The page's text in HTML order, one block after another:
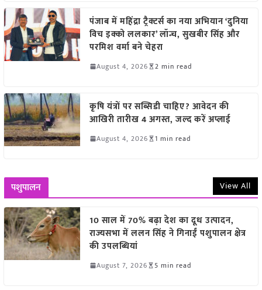
पंजाब में महिंद्रा ट्रैक्टर्स का नया अभियान ‘दुनिया
विच इक्को ललकार’ लॉन्च, सुखबीर सिंह और
परमिश वर्मा बने चेहरा
August 4, 2026 2 min read
कृषि यंत्रों पर सब्सिडी चाहिए? आवेदन की
आखिरी तारीख 4 अगस्त, जल्द करें अप्लाई
August 4, 2026 1 min read
पशुपालन View All
10 साल में 70% बढ़ा देश का दूध उत्पादन,
राज्यसभा में ललन सिंह ने गिनाईं पशुपालन क्षेत्र
की उपलब्धियां
August 7, 2026 5 min read